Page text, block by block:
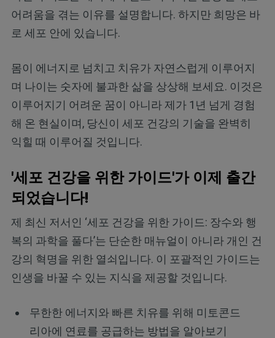
어려움을 겪는 이유를 설명합니다. 하지만 희망은 바
로 세포 안에 있습니다.
몸이 에너지로 넘치고 치유가 자연스럽게 이루어지
며 나이는 숫자에 불과한 삶을 상상해 보세요. 이것은
이루어지기 어려운 꿈이 아니라 제가 1년 넘게 경험
해 온 현실이며, 당신이 세포 건강의 기술을 완벽히
익힐 때 이루어질 것입니다.
'세포 건강을 위한 가이드'가 이제 출간
되었습니다!
제 최신 저서인 ‘세포 건강을 위한 가이드: 장수와 행
복의 과학을 풀다’는 단순한 매뉴얼이 아니라 개인 건
강의 혁명을 위한 열쇠입니다. 이 포괄적인 가이드는
인생을 바꿀 수 있는 지식을 제공할 것입니다.
무한한 에너지와 빠른 치유를 위해 미토콘드
리아에 연료를 공급하는 방법을 알아보기